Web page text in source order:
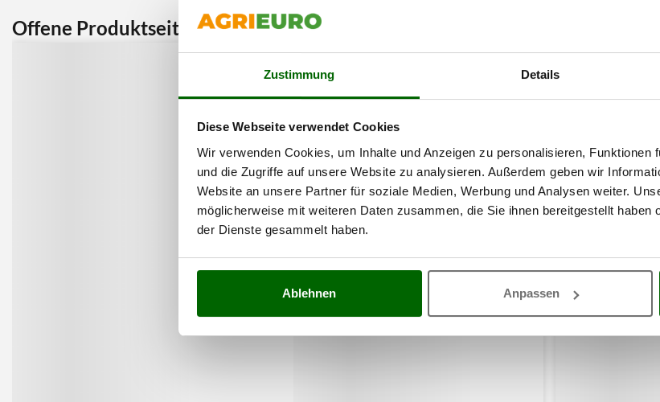
Zustimmung Details
Diese Webseite verwendet Cookies
Wir verwenden Cookies, um Inhalte und Anzeigen zu personalisieren, Funktionen
und die Zugriffe auf unsere Website zu analysieren. Außerdem geben wir
Website an unsere Partner für soziale Medien, Werbung und Analysen weiter.
möglicherweise mit weiteren Daten zusammen, die Sie ihnen bereitgestellt haben
der Dienste gesammelt haben.
Ablehnen Anpassen
Offene Produktseite: Kunden haben sich auch für diese